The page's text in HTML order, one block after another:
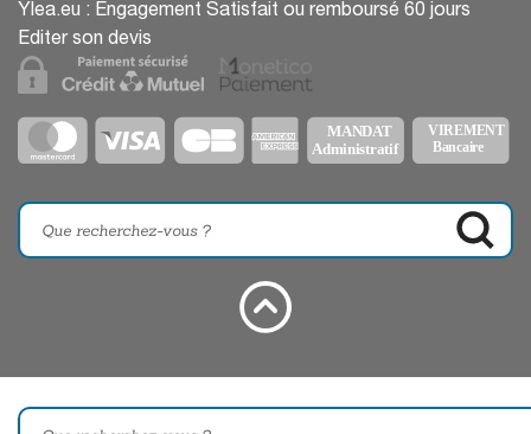
Ylea.eu : Engagement Satisfait ou remboursé 60 jours
Editer son devis